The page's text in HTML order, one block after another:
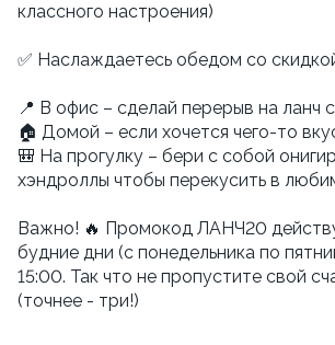
классного настроения)
✅ Наслаждаетесь обедом со
📍 В офис – сделай перерыв на ланч
🏠 Домой – если хочется чего-то
🎒 На прогулку – бери с собой
хэндроллы чтобы перекусить в
Важно! 🔥 Промокод ЛАНЧ20
будние дни (с понедельника по
15:00. Так что не пропустите свой
(точнее - три!)